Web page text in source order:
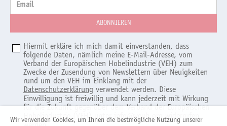
Email
Hiermit erkläre ich mich damit einverstanden, dass
folgende Daten, nämlich meine E-Mail-Adresse, vom
Verband der Europäischen Hobelindustrie (VEH) zum
Zwecke der Zusendung von Newslettern über Neuigkeiten
rund um den VEH im Einklang mit der
Datenschutzerklärung verwendet werden. Diese
Einwilligung ist freiwillig und kann jederzeit mit Wirkung
für die Zukunft gegenüber dem Verband der Europäischen
Hobelindustrie (VEH) unterinfo@veuh.orgwiderrufen
Wir verwenden Cookies, um Ihnen die bestmögliche Nutzung unserer